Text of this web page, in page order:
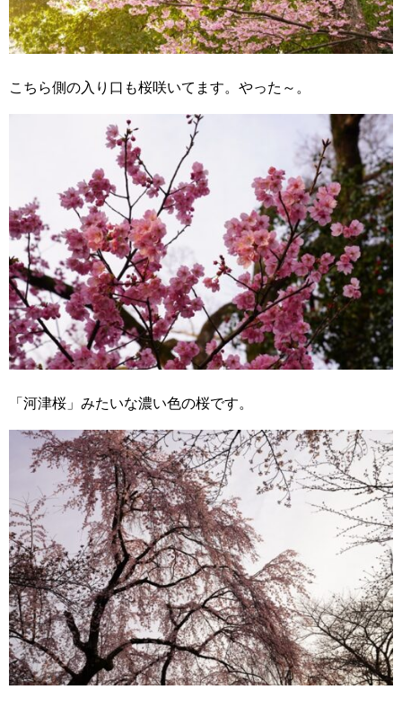
こちら側の入り口も桜咲いてます。やった～。
「河津桜」みたいな濃い色の桜です。